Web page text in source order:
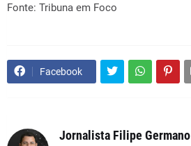
Fonte: Tribuna em Foco
Facebook
Jornalista Filipe Germano